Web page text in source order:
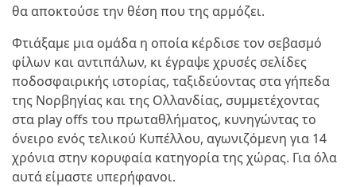
θα αποκτούσε την θέση που της αρμόζει.
Φτιάξαμε μια ομάδα η οποία κέρδισε τον σεβασμό
φίλων και αντιπάλων, κι έγραψε χρυσές σελίδες
ποδοσφαιρικής ιστορίας, ταξιδεύοντας στα γήπεδα
της Νορβηγίας και της Ολλανδίας, συμμετέχοντας
στα play offs του πρωταθλήματος, κυνηγώντας το
όνειρο ενός τελικού Κυπέλλου, αγωνιζόμενη για 14
χρόνια στην κορυφαία κατηγορία της χώρας. Για όλα
αυτά είμαστε υπερήφανοι.